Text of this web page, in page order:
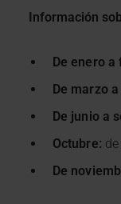
Información
De enero
De marzo
De junio a
Octubre:
De